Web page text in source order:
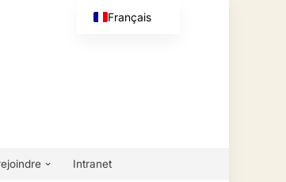
Intranet
Français